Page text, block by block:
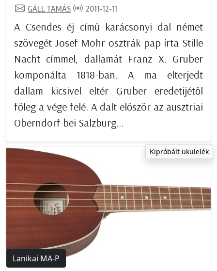
GÁLL TAMÁS 2011-12-11
A Csendes éj című karácsonyi dal német
szövegét Josef Mohr osztrák pap írta Stille
Nacht címmel, dallamát Franz X. Gruber
komponálta 1818-ban. A ma elterjedt
dallam kicsivel eltér Gruber eredetijétől
főleg a vége felé. A dalt először az ausztriai
Oberndorf bei Salzburg...
Kipróbált ukulelék
Lanikai MA-P